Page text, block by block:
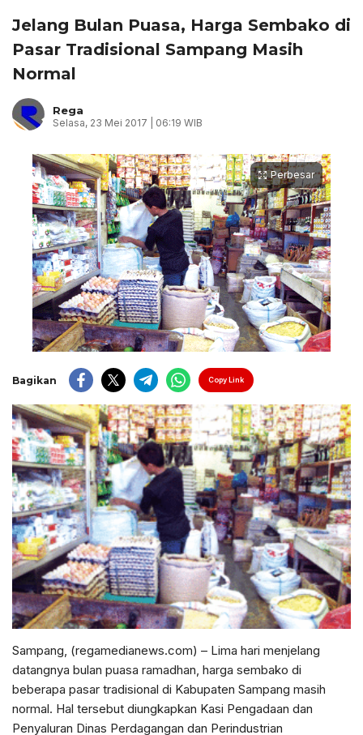
Jelang Bulan Puasa, Harga Sembako di
Pasar Tradisional Sampang Masih
Normal
Rega
Selasa, 23 Mei 2017 | 06:19 WIB
Perbesar
Bagikan Copy Link
Sampang, (regamedianews.com) – Lima hari menjelang
datangnya bulan puasa ramadhan, harga sembako di
beberapa pasar tradisional di Kabupaten Sampang masih
normal. Hal tersebut diungkapkan Kasi Pengadaan dan
Penyaluran Dinas Perdagangan dan Perindustrian